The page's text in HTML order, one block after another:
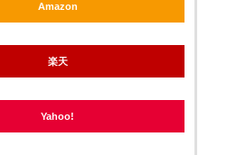
Amazon
楽天
Yahoo!